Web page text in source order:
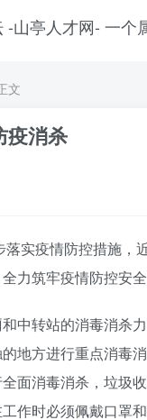
文
疫消杀
实疫情防控措施，
力筑牢疫情防控安全
中转站的消毒消杀
地方进行重点消毒
面消毒消杀，垃圾
作时必须佩戴口罩